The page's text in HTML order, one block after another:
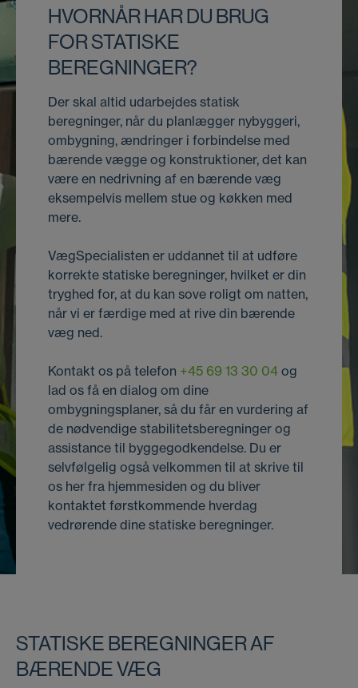
HVORNÅR HAR DU BRUG
FOR STATISKE
BEREGNINGER?
Der skal altid udarbejdes statisk
beregninger, når du planlægger nybyggeri,
ombygning, ændringer i forbindelse med
bærende vægge og konstruktioner, det kan
være en nedrivning af en bærende væg
eksempelvis mellem stue og køkken med
mere.
VægSpecialisten er uddannet til at udføre
korrekte statiske beregninger, hvilket er din
tryghed for, at du kan sove roligt om natten,
når vi er færdige med at rive din bærende
væg ned.
Kontakt os på telefon +45 69 13 30 04 og
lad os få en dialog om dine
ombygningsplaner, så du får en vurdering af
de nødvendige stabilitetsberegninger og
assistance til byggegodkendelse. Du er
selvfølgelig også velkommen til at skrive til
os her fra hjemmesiden og du bliver
kontaktet førstkommende hverdag
vedrørende dine statiske beregninger.
STATISKE BEREGNINGER AF
BÆRENDE VÆG